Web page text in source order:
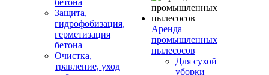
бетона
Защита,
гидрофобизация,
герметизация
бетона
Очистка,
травление, уход
Аренда
промышленных
пылесосов
Для сухой
уборки